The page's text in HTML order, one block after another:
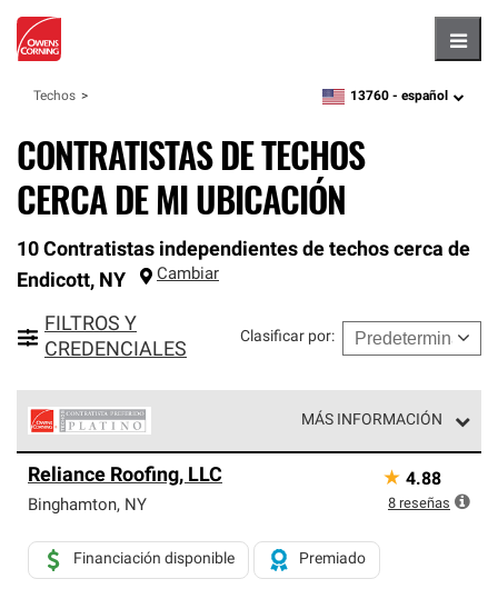
Techos zipcode,language
13760 - español
CONTRATISTAS DE TECHOS
CERCA DE MI UBICACIÓN
10 Contratistas independientes de techos cerca de
Endicott, NY Cambiar
FILTROS Y
CREDENCIALES
Clasificar por:
MÁS INFORMACIÓN
Corning constituyen el nivel superior de nuestra red
exclusiva y cumplen con estándares estrictos de
Solo ellos pueden ofrecer nuestra mejor garantía de
sistemas de techos.
Reliance Roofing, LLC
Binghamton, NY
Financiación disponible Premiado
★ 4.88
8 reseñas